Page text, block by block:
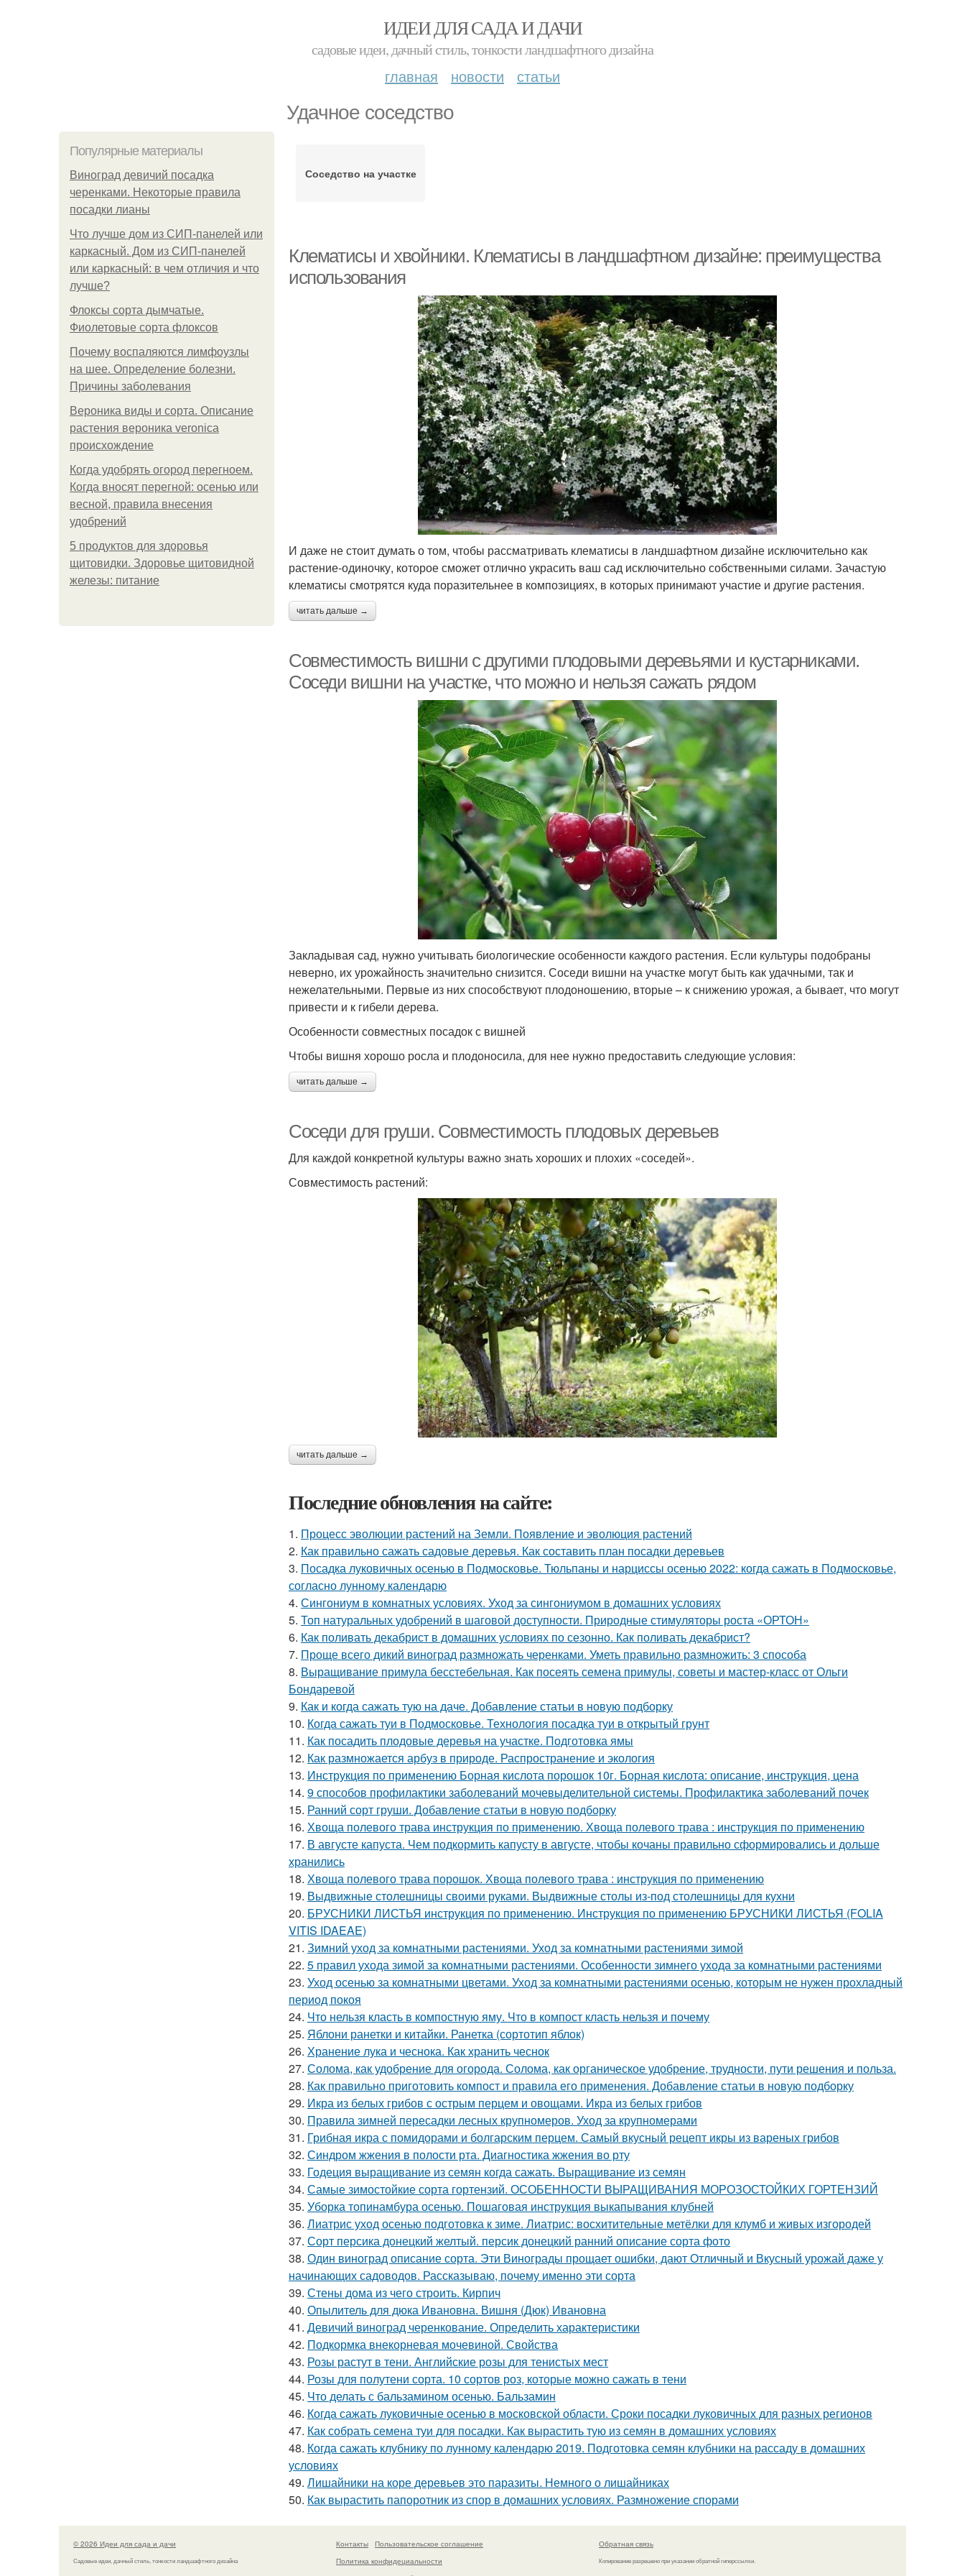
ИДЕИ ДЛЯ САДА И ДАЧИ
садовые идеи, дачный стиль, тонкости ландшафтного дизайна
главная новости статьи
Удачное соседство
Популярные материалы
Виноград девичий посадка
черенками. Некоторые правила
посадки лианы
Что лучше дом из СИП-панелей или
каркасный. Дом из СИП-панелей
или каркасный: в чем отличия и что
лучше?
Флоксы сорта дымчатые.
Фиолетовые сорта флоксов
Почему воспаляются лимфоузлы
на шее. Определение болезни.
Причины заболевания
Вероника виды и сорта. Описание
растения вероника veronica
происхождение
Когда удобрять огород перегноем.
Когда вносят перегной: осенью или
весной, правила внесения
удобрений
5 продуктов для здоровья
щитовидки. Здоровье щитовидной
железы: питание
Соседство на участке
Клематисы и хвойники. Клематисы в ландшафтном дизайне: преимущества
использования
И даже не стоит думать о том, чтобы рассматривать клематисы в ландшафтном дизайне исключительно как
растение-одиночку, которое сможет отлично украсить ваш сад исключительно собственными силами. Зачастую
клематисы смотрятся куда поразительнее в композициях, в которых принимают участие и другие растения.
читать дальше →
Совместимость вишни с другими плодовыми деревьями и кустарниками.
Соседи вишни на участке, что можно и нельзя сажать рядом
Закладывая сад, нужно учитывать биологические особенности каждого растения. Если культуры подобраны
неверно, их урожайность значительно снизится. Соседи вишни на участке могут быть как удачными, так и
нежелательными. Первые из них способствуют плодоношению, вторые – к снижению урожая, а бывает, что могут
привести и к гибели дерева.
Особенности совместных посадок с вишней
Чтобы вишня хорошо росла и плодоносила, для нее нужно предоставить следующие условия:
читать дальше →
Соседи для груши. Совместимость плодовых деревьев
Для каждой конкретной культуры важно знать хороших и плохих «соседей».
Совместимость растений:
читать дальше →
Последние обновления на сайте:
1. Процесс эволюции растений на Земли. Появление и эволюция растений
2. Как правильно сажать садовые деревья. Как составить план посадки деревьев
3. Посадка луковичных осенью в Подмосковье. Тюльпаны и нарциссы осенью 2022: когда сажать в Подмосковье,
согласно лунному календарю
4. Сингониум в комнатных условиях. Уход за сингониумом в домашних условиях
5. Топ натуральных удобрений в шаговой доступности. Природные стимуляторы роста «ОРТОН»
6. Как поливать декабрист в домашних условиях по сезонно. Как поливать декабрист?
7. Проще всего дикий виноград размножать черенками. Уметь правильно размножить: 3 способа
8. Выращивание примула бесстебельная. Как посеять семена примулы, советы и мастер-класс от Ольги
Бондаревой
9. Как и когда сажать тую на даче. Добавление статьи в новую подборку
10. Когда сажать туи в Подмосковье. Технология посадка туи в открытый грунт
11. Как посадить плодовые деревья на участке. Подготовка ямы
12. Как размножается арбуз в природе. Распространение и экология
13. Инструкция по применению Борная кислота порошок 10г. Борная кислота: описание, инструкция, цена
14. 9 способов профилактики заболеваний мочевыделительной системы. Профилактика заболеваний почек
15. Ранний сорт груши. Добавление статьи в новую подборку
16. Хвоща полевого трава инструкция по применению. Хвоща полевого трава : инструкция по применению
17. В августе капуста. Чем подкормить капусту в августе, чтобы кочаны правильно сформировались и дольше
хранились
18. Хвоща полевого трава порошок. Хвоща полевого трава : инструкция по применению
19. Выдвижные столешницы своими руками. Выдвижные столы из-под столешницы для кухни
20. БРУСНИКИ ЛИСТЬЯ инструкция по применению. Инструкция по применению БРУСНИКИ ЛИСТЬЯ (FOLIA
VITIS IDAEAE)
21. Зимний уход за комнатными растениями. Уход за комнатными растениями зимой
22. 5 правил ухода зимой за комнатными растениями. Особенности зимнего ухода за комнатными растениями
23. Уход осенью за комнатными цветами. Уход за комнатными растениями осенью, которым не нужен прохладный
период покоя
24. Что нельзя класть в компостную яму. Что в компост класть нельзя и почему
25. Яблони ранетки и китайки. Ранетка (сортотип яблок)
26. Хранение лука и чеснока. Как хранить чеснок
27. Солома, как удобрение для огорода. Солома, как органическое удобрение, трудности, пути решения и польза.
28. Как правильно приготовить компост и правила его применения. Добавление статьи в новую подборку
29. Икра из белых грибов с острым перцем и овощами. Икра из белых грибов
30. Правила зимней пересадки лесных крупномеров. Уход за крупномерами
31. Грибная икра с помидорами и болгарским перцем. Самый вкусный рецепт икры из вареных грибов
32. Синдром жжения в полости рта. Диагностика жжения во рту
33. Годеция выращивание из семян когда сажать. Выращивание из семян
34. Самые зимостойкие сорта гортензий. ОСОБЕННОСТИ ВЫРАЩИВАНИЯ МОРОЗОСТОЙКИХ ГОРТЕНЗИЙ
35. Уборка топинамбура осенью. Пошаговая инструкция выкапывания клубней
36. Лиатрис уход осенью подготовка к зиме. Лиатрис: восхитительные метёлки для клумб и живых изгородей
37. Сорт персика донецкий желтый. персик донецкий ранний описание сорта фото
38. Один виноград описание сорта. Эти Винограды прощает ошибки, дают Отличный и Вкусный урожай даже у
начинающих садоводов. Рассказываю, почему именно эти сорта
39. Стены дома из чего строить. Кирпич
40. Опылитель для дюка Ивановна. Вишня (Дюк) Ивановна
41. Девичий виноград черенкование. Определить характеристики
42. Подкормка внекорневая мочевиной. Свойства
43. Розы растут в тени. Английские розы для тенистых мест
44. Розы для полутени сорта. 10 сортов роз, которые можно сажать в тени
45. Что делать с бальзамином осенью. Бальзамин
46. Когда сажать луковичные осенью в московской области. Сроки посадки луковичных для разных регионов
47. Как собрать семена туи для посадки. Как вырастить тую из семян в домашних условиях
48. Когда сажать клубнику по лунному календарю 2019. Подготовка семян клубники на рассаду в домашних
условиях
49. Лишайники на коре деревьев это паразиты. Немного о лишайниках
50. Как вырастить папоротник из спор в домашних условиях. Размножение спорами
© 2026 Идеи для сада и дачи
Садовые идеи, дачный стиль, тонкости ландшафтного дизайна
Контакты
Пользовательское соглашение
Политика конфидециальности
Обратная связь
Копирование разрешено при указании обратной гиперссылки.